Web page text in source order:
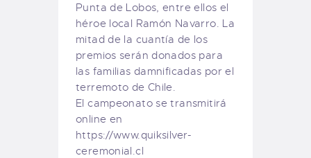
Punta de Lobos, entre ellos el
héroe local Ramón Navarro. La
mitad de la cuantía de los
premios serán donados para
las familias damnificadas por el
terremoto de Chile.
El campeonato se transmitirá
online en
https://www.quiksilver-
ceremonial.cl